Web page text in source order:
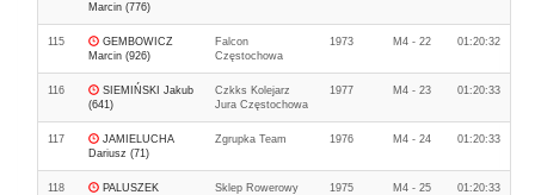
Marcin (776)
115
GEMBOWICZ
Marcin (926)
Falcon
Częstochowa
1973 M4 - 22 01:20:32
116
SIEMIŃSKI Jakub
(641)
Czkks Kolejarz
Jura Częstochowa
1977 M4 - 23 01:20:33
117
JAMIELUCHA
Dariusz (71)
Zgrupka Team 1976 M4 - 24 01:20:33
118
PALUSZEK
Sklep Rowerowy
1975 M4 - 25 01:20:33